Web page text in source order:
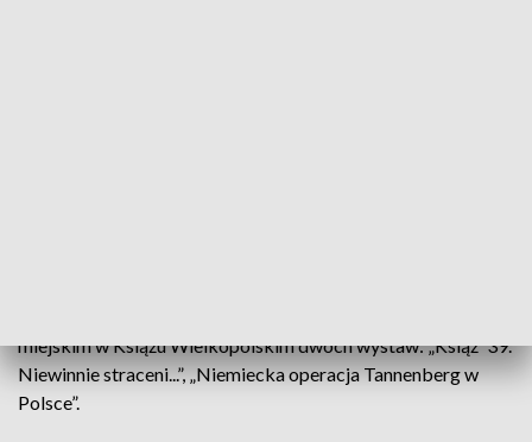
miejskim w Książu Wielkopolskim dwóch wystaw: „Książ '39.
Niewinnie straceni...”, „Niemiecka operacja Tannenberg w
Polsce”.